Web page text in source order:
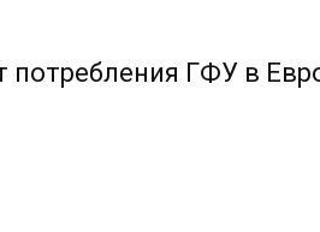
потребления ГФУ в